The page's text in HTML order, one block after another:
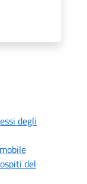
degli
del